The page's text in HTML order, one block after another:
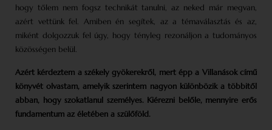
hogy tőlem nem fogsz technikát tanulni, az neked már megvan,
azért vettünk fel. Amiben én segítek, az a témaválasztás és az,
miként dolgozzuk fel úgy, hogy tényleg rezonáljon a tudományos
közösségen belül.
Azért kérdeztem a székely gyökerekről, mert épp a Villanások című
könyvét olvastam, amelyik szerintem nagyon különbözik a többitől
abban, hogy szokatlanul személyes. Kiérezni belőle, mennyire erős
fundamentum az életében a szülőföld.